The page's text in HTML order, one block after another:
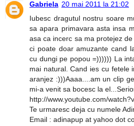
Gabriela 20 mai 2011 la 21:02
Iubesc dragutul nostru soare
sa apara primavara asta insa
asa ca incerc sa ma protejez
ci poate doar amuzante cand
cu dungi pe popou =)))))) La
mai natural. Cand ies cu fetele
aranjez :)))Aaaa....am un clip
mi-a venit sa bocesc la
http://www.youtube.com/
Te urmaresc deja cu numele
Email : adinapup at yahoo dot